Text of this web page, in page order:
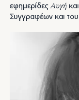
εφημερίδεςΑυγή και
Συγγραφέων και